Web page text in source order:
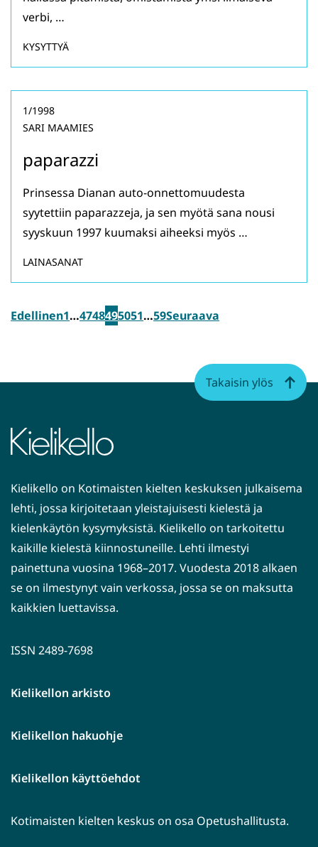
verbi, …
KYSYTTYÄ
paparazzi
1/1998
SARI MAAMIES
Prinsessa Dianan auto-onnettomuudesta
syytettiin paparazzeja, ja sen myötä sana nousi
syyskuun 1997 kuumaksi aiheeksi myös …
LAINASANAT
Edellinen1…4748495051…59Seuraava
Kielikello on Kotimaisten kielten keskuksen julkaisema
lehti, jossa kirjoitetaan yleistajuisesti kielestä ja
kielenkäytön kysymyksistä. Kielikello on tarkoitettu
kaikille kielestä kiinnostuneille. Lehti ilmestyi
painettuna vuosina 1968–2017. Vuodesta 2018 alkaen
se on ilmestynyt vain verkossa, jossa se on maksutta
kaikkien luettavissa.
ISSN 2489-7698
Kielikellon arkisto
Kielikellon hakuohje
Kielikellon käyttöehdot
Kotimaisten kielten keskus on osa Opetushallitusta.
Takaisin ylös